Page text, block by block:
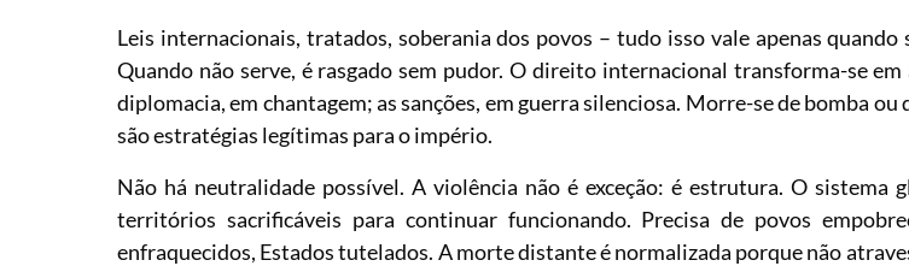
Leis internacionais, tratados, soberania dos povos – tudo isso vale apenas quando
Quando não serve, é rasgado sem pudor. O direito internacional transforma-se em
diplomacia, em chantagem; as sanções, em guerra silenciosa. Morre-se de bomba ou
são estratégias legítimas para o império.
Não há neutralidade possível. A violência não é exceção: é estrutura. O sistema
territórios sacrificáveis para continuar funcionando. Precisa de povos
enfraquecidos, Estados tutelados. A morte distante é normalizada porque não